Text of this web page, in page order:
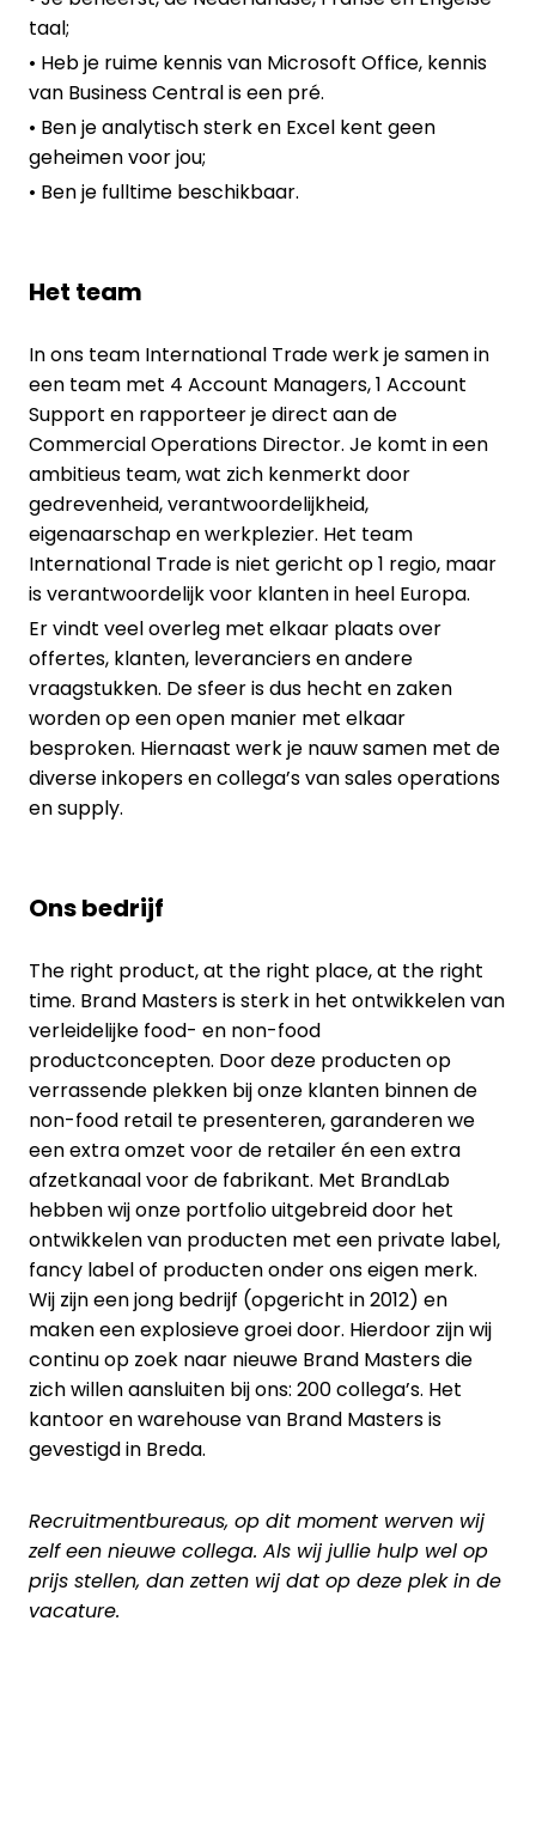
taal;
• Heb je ruime kennis van Microsoft Office, kennis
van Business Central is een pré.
• Ben je analytisch sterk en Excel kent geen
geheimen voor jou;
• Ben je fulltime beschikbaar.
Het team
In ons team International Trade werk je samen in
een team met 4 Account Managers, 1 Account
Support en rapporteer je direct aan de
Commercial Operations Director. Je komt in een
ambitieus team, wat zich kenmerkt door
gedrevenheid, verantwoordelijkheid,
eigenaarschap en werkplezier. Het team
International Trade is niet gericht op 1 regio, maar
is verantwoordelijk voor klanten in heel Europa.
Er vindt veel overleg met elkaar plaats over
offertes, klanten, leveranciers en andere
vraagstukken. De sfeer is dus hecht en zaken
worden op een open manier met elkaar
besproken. Hiernaast werk je nauw samen met de
diverse inkopers en collega’s van sales operations
en supply.
Ons bedrijf
The right product, at the right place, at the right
time. Brand Masters is sterk in het ontwikkelen van
verleidelijke food- en non-food
productconcepten. Door deze producten op
verrassende plekken bij onze klanten binnen de
non-food retail te presenteren, garanderen we
een extra omzet voor de retailer én een extra
afzetkanaal voor de fabrikant. Met BrandLab
hebben wij onze portfolio uitgebreid door het
ontwikkelen van producten met een private label,
fancy label of producten onder ons eigen merk.
Wij zijn een jong bedrijf (opgericht in 2012) en
maken een explosieve groei door. Hierdoor zijn wij
continu op zoek naar nieuwe Brand Masters die
zich willen aansluiten bij ons: 200 collega’s. Het
kantoor en warehouse van Brand Masters is
gevestigd in Breda.
Recruitmentbureaus, op dit moment werven wij
zelf een nieuwe collega. Als wij jullie hulp wel op
prijs stellen, dan zetten wij dat op deze plek in de
vacature.